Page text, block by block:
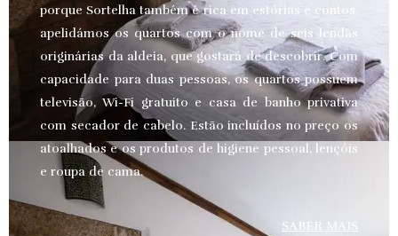
porque Sortelha também é rica em estórias e contos,
apelidámos os quartos com o nome de seis lendas
originárias da aldeia, que gostará de descobrir. Com
capacidade para duas pessoas, os quartos possuem
televisão, Wi-Fi gratuito e casa de banho privativa
com secador de cabelo. Estão incluídos no preço os
atoalhados e os produtos de higiene pessoal, lençóis
e roupa de cama.
SABER MAIS